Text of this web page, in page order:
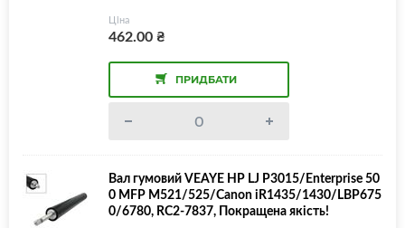
Ціна
462.00₴
ПРИДБАТИ
Вал гумовий VEAYE HP LJ P3015/Enterprise 50
0 MFP M521/525/Canon iR1435/1430/LBP675
0/6780, RC2-7837, Покращена якість!